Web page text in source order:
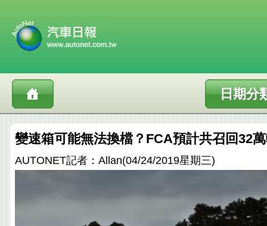
日期分
變速箱可能無法換檔？FCA預計共召回32
AUTONET記者：Allan(04/24/2019星期三)